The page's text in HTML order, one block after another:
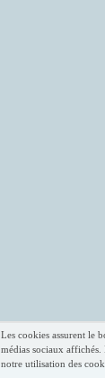
Les cookies assurent le
médias sociaux
notre utilisation des